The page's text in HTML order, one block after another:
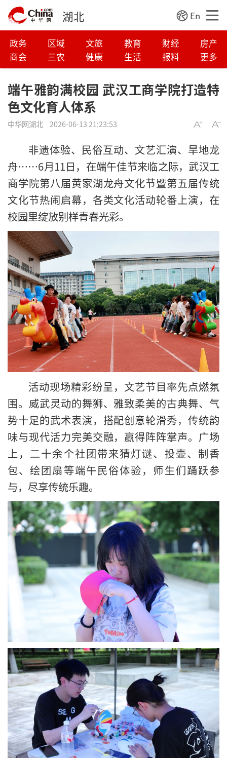
湖北 En
政务 区域 文旅 教育 财经
房产
商会
三农 健康 生活 报料 更多
端午雅韵满校园 武汉工商学院打造特
色文化育人体系
中华网湖北 2026-06-13 21:23:53
非遗体验、民俗互动、文艺汇演、旱地龙
舟……6月11日，在端午佳节来临之际，武汉工
商学院第八届黄家湖龙舟文化节暨第五届传统
文化节热闹启幕，各类文化活动轮番上演，在
校园里绽放别样青春光彩。
活动现场精彩纷呈，文艺节目率先点燃氛
围。威武灵动的舞狮、雅致柔美的古典舞、气
势十足的武术表演，搭配创意轮滑秀，传统韵
味与现代活力完美交融，赢得阵阵掌声。广场
上，二十余个社团带来猜灯谜、投壶、制香
包、绘团扇等端午民俗体验，师生们踊跃参
与，尽享传统乐趣。